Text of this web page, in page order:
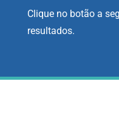
Clique no botão a
resultados.